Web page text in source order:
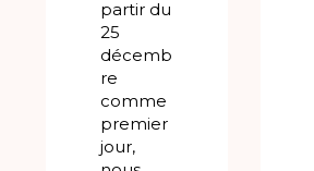
partir du
25
décemb
re
comme
premier
jour,